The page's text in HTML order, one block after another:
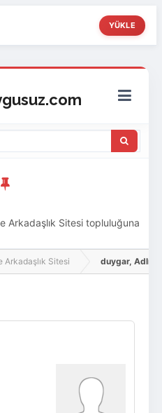
YÜKLE
Arkadaşlık Sitesi topluluğuna
katılmak istersen kayıt
Sitesi duygar, Adlı